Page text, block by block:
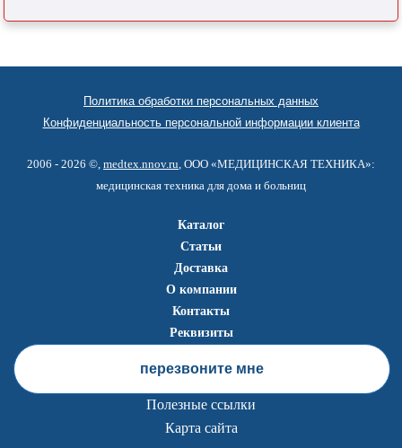
Политика обработки персональных данных
Конфиденциальность персональной информации клиента
2006 - 2026 ©, medtex.nnov.ru , ООО «МЕДИЦИНСКАЯ ТЕХНИКА»:
медицинская техника для дома и больниц
Каталог
Статьи
Доставка
О компании
Контакты
Реквизиты
перезвоните мне
Полезные ссылки
Карта сайта